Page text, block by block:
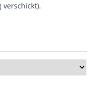
verschickt).